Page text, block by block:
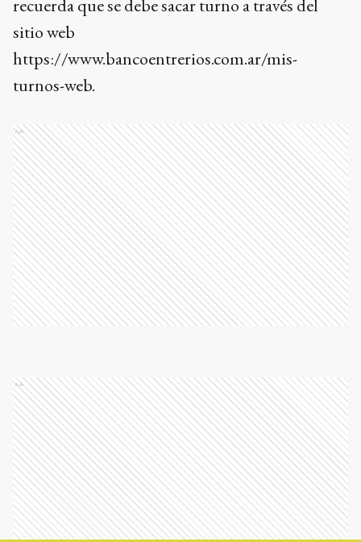
recuerda que se debe sacar turno a través del
sitio web
https://www.bancoentrerios.com.ar/mis-
turnos-web.
Ads
Ads